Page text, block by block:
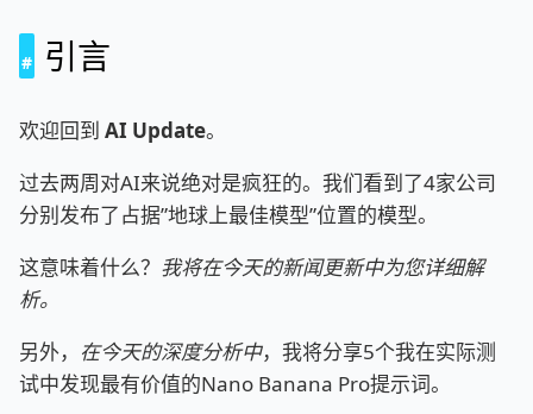
引言
欢迎回到 AI Update。
过去两周对AI来说绝对是疯狂的。我们看到了4家公司
分别发布了占据”地球上最佳模型”位置的模型。
这意味着什么？ 我将在今天的新闻更新中为您详细解
析。
另外， 在今天的深度分析中，我将分享5个我在实际测
试中发现最有价值的Nano Banana Pro提示词。